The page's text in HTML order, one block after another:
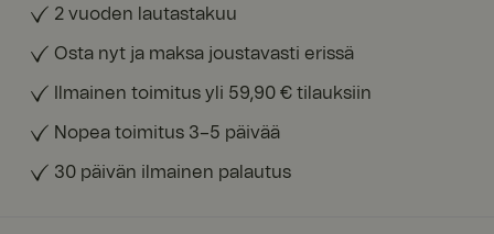
2 vuoden lautastakuu
Osta nyt ja maksa joustavasti erissä
Ilmainen toimitus yli 59,90 € tilauksiin
Nopea toimitus 3–5 päivää
30 päivän ilmainen palautus